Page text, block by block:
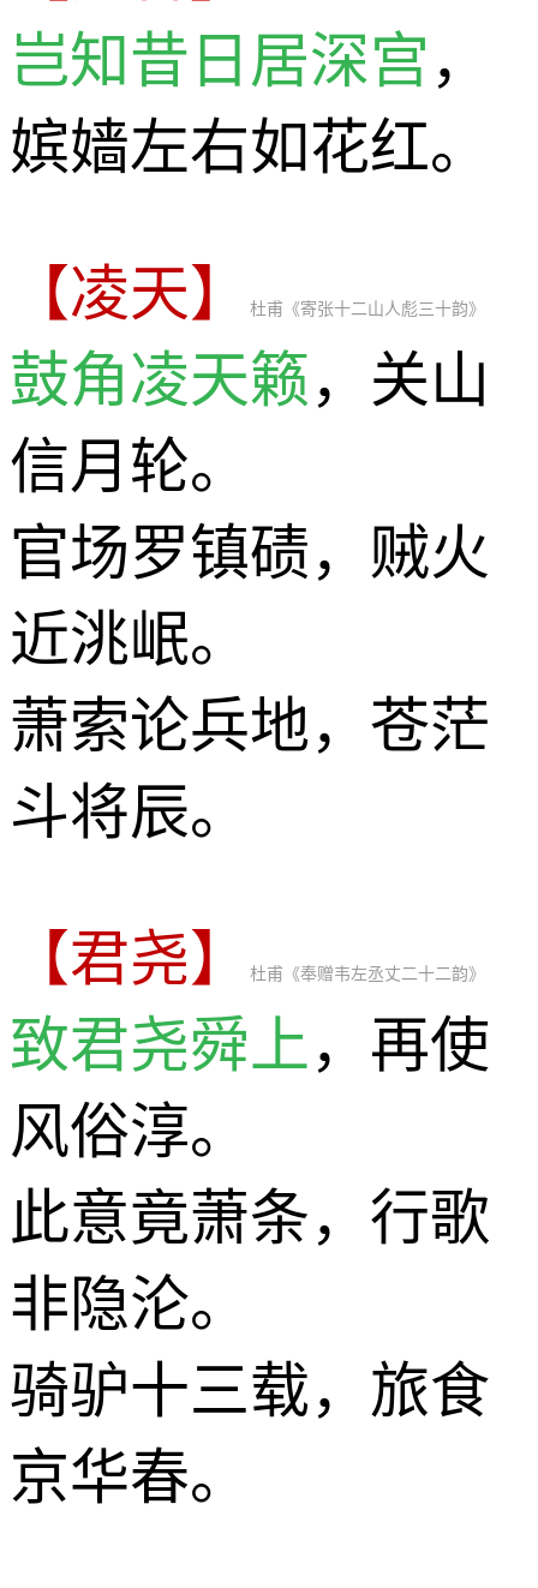
岂知昔日居深宫 ，
嫔嫱左右如花红。
【凌天】 杜甫《寄张十二山人彪三十韵》
鼓角凌天籁，关山
信月轮。
官场罗镇碛，贼火
近洮岷。
萧索论兵地，苍茫
斗将辰。
【君尧】 杜甫《奉赠韦左丞丈二十二韵》
致君尧舜上，再使
风俗淳。
此意竟萧条，行歌
非隐沦。
骑驴十三载，旅食
京华春。